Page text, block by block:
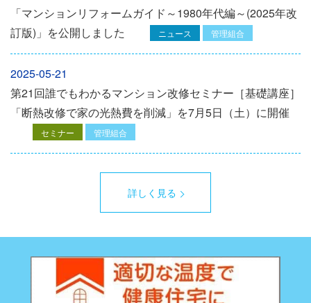
「マンションリフォームガイド～1980年代編～(2025年改
訂版)」を公開しました
ニュース 管理組合
2025-05-21
第21回誰でもわかるマンション改修セミナー［基礎講座］
「断熱改修で家の光熱費を削減」を7月5日（土）に開催
セミナー 管理組合
詳しく見る